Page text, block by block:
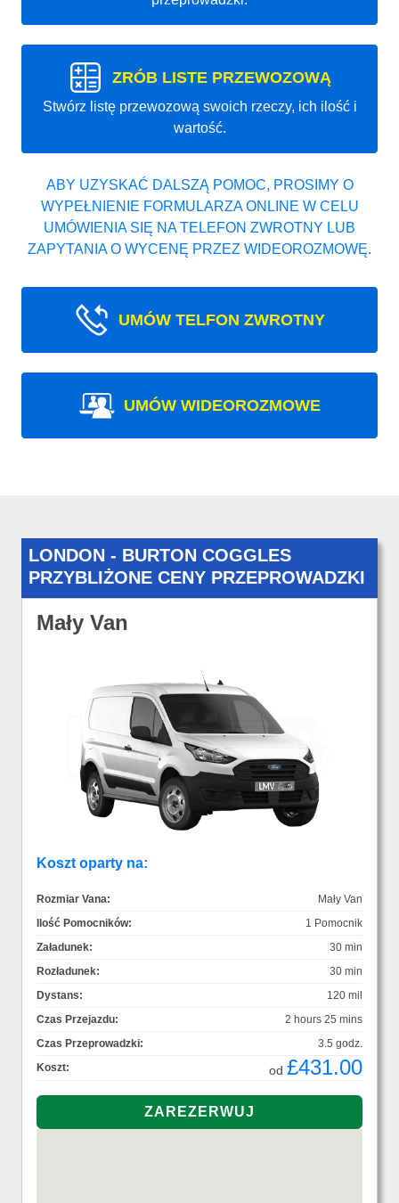
ZRÓB LISTE PRZEWOZOWĄ
Stwórz listę przewozową swoich rzeczy, ich ilość i
wartość.
ABY UZYSKAĆ DALSZĄ POMOC, PROSIMY O
WYPEŁNIENIE FORMULARZA ONLINE W CELU
UMÓWIENIA SIĘ NA TELEFON ZWROTNY LUB
ZAPYTANIA O WYCENĘ PRZEZ WIDEOROZMOWĘ.
UMÓW TELFON ZWROTNY
UMÓW WIDEOROZMOWE
LONDON - BURTON COGGLES
PRZYBLIŻONE CENY PRZEPROWADZKI
Mały Van
Koszt oparty na:
Rozmiar Vana:
Mały Van
Ilość Pomocników:
1 Pomocnik
Załadunek:
30 min
Rozładunek:
30 min
Dystans:
120 mil
Czas Przejazdu:
2 hours 25 mins
Czas Przeprowadzki:
3.5 godz.
Koszt:
od £431.00